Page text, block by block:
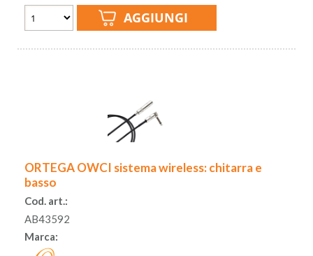
ORTEGA OWCI sistema wireless: chitarra e
basso
Cod. art.:
AB43592
Marca: